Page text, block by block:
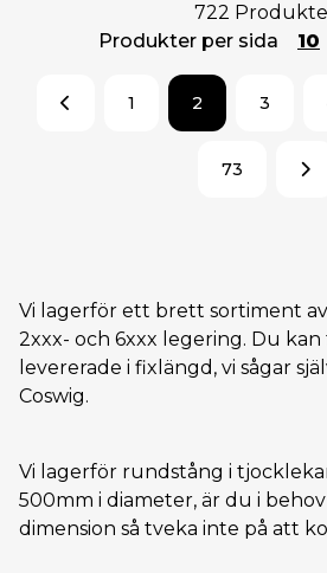
722
Produkter per sida
10
1 2 3
73
Vi lagerför ett brett sortiment
2xxx- och 6xxx legering. Du
levererade i fixlängd, vi sågar
Coswig.
Vi lagerför rundstång i
500mm i diameter, är du i
dimension så tveka inte på att